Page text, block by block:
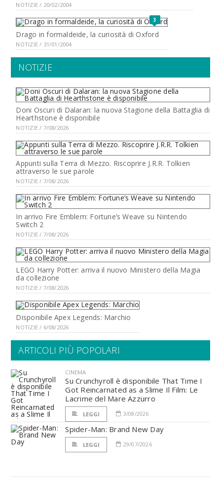
NOTIZIE / 20/02/2004
3
Drago in formaldeide, la curiosità di Oxford
NOTIZIE / 31/01/2004
NOTIZIE
Doni Oscuri di Dalaran: la nuova Stagione della Battaglia di
Hearthstone è disponibile
NOTIZIE / 7/08/2026
Appunti sulla Terra di Mezzo. Riscoprire J.R.R. Tolkien
attraverso le sue parole
NOTIZIE / 7/08/2026
In arrivo Fire Emblem: Fortune’s Weave su Nintendo
Switch 2
NOTIZIE / 7/08/2026
LEGO Harry Potter: arriva il nuovo Ministero della Magia
da collezione
NOTIZIE / 7/08/2026
Disponibile Apex Legends: Marchio
NOTIZIE / 6/08/2026
ARTICOLI PIÙ POPOLARI
CINEMA
Su Crunchyroll è disponibile That Time I
Got Reincarnated as a Slime Il Film: Le
Lacrime del Mare Azzurro
LEGGI 3/08/2026
Spider-Man: Brand New Day
LEGGI 29/07/2026